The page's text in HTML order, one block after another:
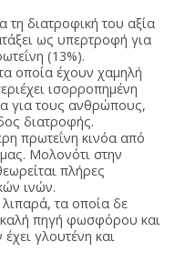
τη διατροφική του αξία
ως υπερτροφή για
(13%).
οποία έχουν χαμηλή
ισορροπημένη
για τους ανθρώπους,
διατροφής.
πρωτεΐνη κινόα από
Μολονότι στην
πλήρες
ινών.
τα οποία δε
καλή πηγή φωσφόρου και
γλουτένη και